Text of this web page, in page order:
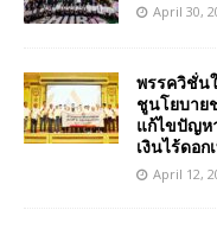
April 30,
พรรควิชั่น
ชูนโยบาย
แก้ไขปัญห
เงินไร้ดอก
April 12,